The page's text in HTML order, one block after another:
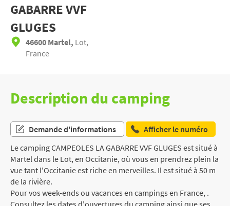
GABARRE VVF
GLUGES
46600 Martel, Lot,
France
Description du camping
Demande d'informations
Afficher le numéro
Le camping CAMPEOLES LA GABARRE VVF GLUGES est situé à
Martel dans le Lot, en Occitanie, où vous en prendrez plein la
vue tant l'Occitanie est riche en merveilles. Il est situé à 50 m
de la rivière.
Pour vos week-ends ou vacances en campings en France, .
Consultez les dates d'ouvertures du camping ainsi que ses